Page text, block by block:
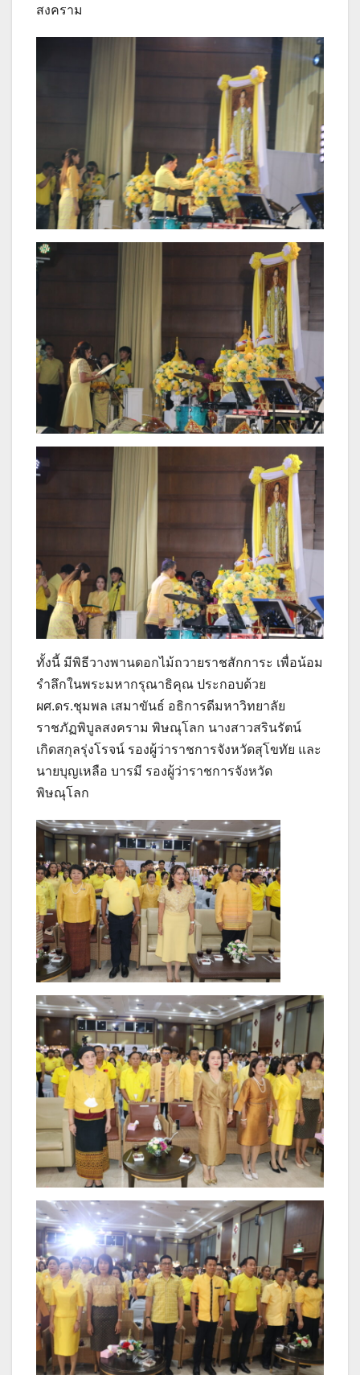
สงคราม
ทั้งนี้ มีพิธีวางพานดอกไม้ถวายราชสักการะ เพื่อน้อม
รำลึกในพระมหากรุณาธิคุณ ประกอบด้วย
ผศ.ดร.ชุมพล เสมาขันธ์ อธิการดีมหาวิทยาลัย
ราชภัฏพิบูลสงคราม พิษณุโลก นางสาวสรินรัตน์
เกิดสกุลรุ่งโรจน์ รองผู้ว่าราชการจังหวัดสุโขทัย และ
นายบุญเหลือ บารมี รองผู้ว่าราชการจังหวัด
พิษณุโลก